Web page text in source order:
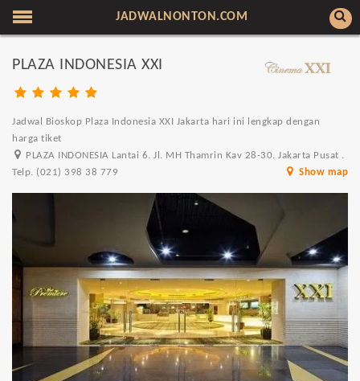
JADWALNONTON.COM
PLAZA INDONESIA XXI
Jadwal Bioskop Plaza Indonesia XXI Jakarta hari ini lengkap dengan
harga tiket
PLAZA INDONESIA Lantai 6. Jl. MH Thamrin Kav 28-30. Jakarta Pusat .
Telp. (021) 398 38 779
Show map